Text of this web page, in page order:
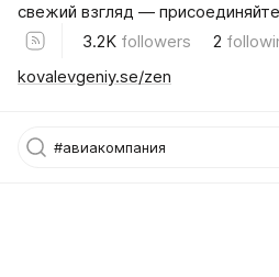
свежий взгляд —
3.2K followers 2
kovalevgeniy.se/zen